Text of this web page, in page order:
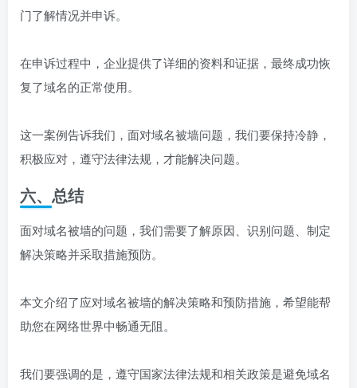
门了解情况并申诉。
在申诉过程中，企业提供了详细的资料和证据，最终成功恢
复了域名的正常使用。
这一案例告诉我们，面对域名被墙问题，我们要保持冷静，
积极应对，遵守法律法规，才能解决问题。
六、总结
面对域名被墙的问题，我们需要了解原因、识别问题、制定
解决策略并采取措施预防。
本文介绍了应对域名被墙的解决策略和预防措施，希望能帮
助您在网络世界中畅通无阻。
我们要强调的是，遵守国家法律法规和相关政策是避免域名